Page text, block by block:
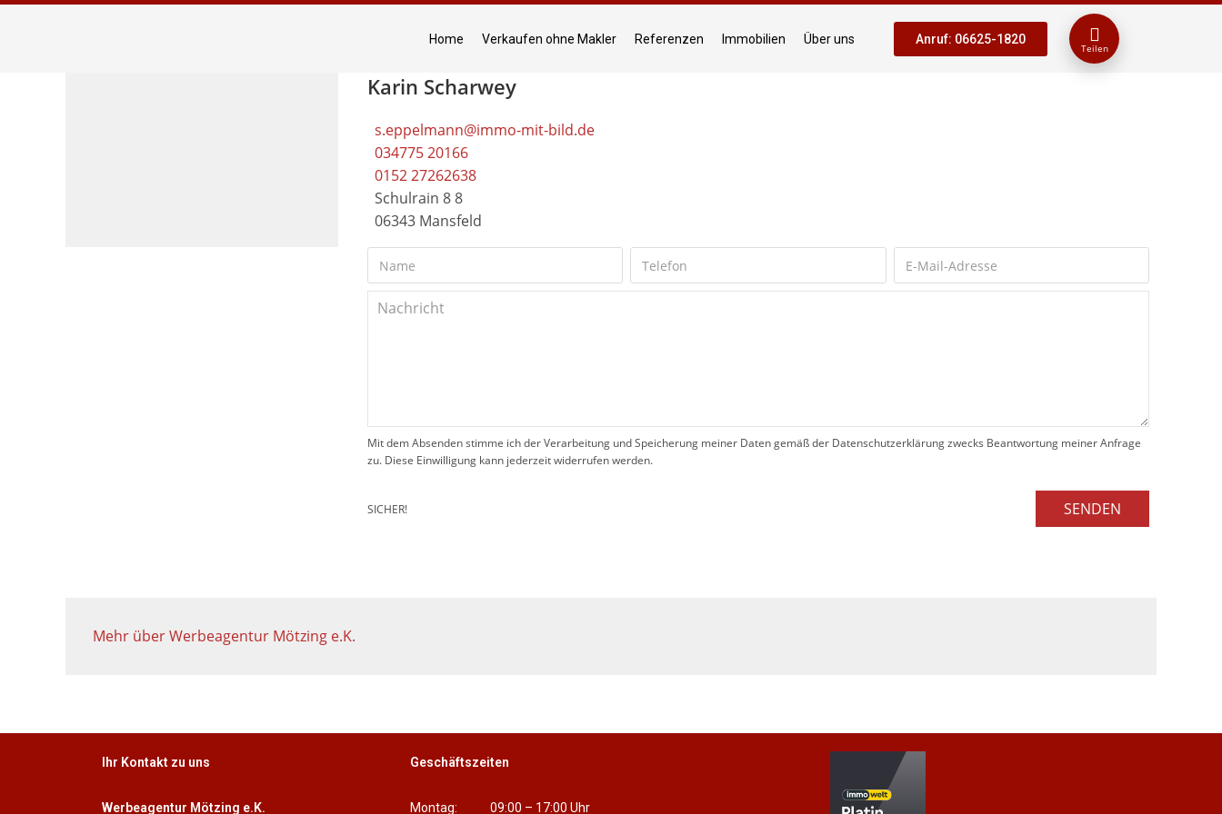
Home Verkaufen ohne Makler Referenzen Immobilien Über uns Anruf: 06625-1820
Teilen
Karin Scharwey
s.eppelmann@immo-mit-bild.de
034775 20166
0152 27262638
Schulrain 8 8
06343 Mansfeld
Mit dem Absenden stimme ich der Verarbeitung und Speicherung meiner Daten gemäß der Datenschutzerklärung zwecks Beantwortung meiner Anfrage
zu. Diese Einwilligung kann jederzeit widerrufen werden.
SICHER! SENDEN
Mehr über Werbeagentur Mötzing e.K.
Ihr Kontakt zu uns
Werbeagentur Mötzing e.K.
Geschäftszeiten
Montag: 09:00 – 17:00 Uhr